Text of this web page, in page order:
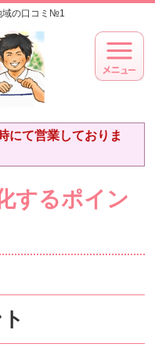
域の口コミ№1
にて営業しておりま
するポイン